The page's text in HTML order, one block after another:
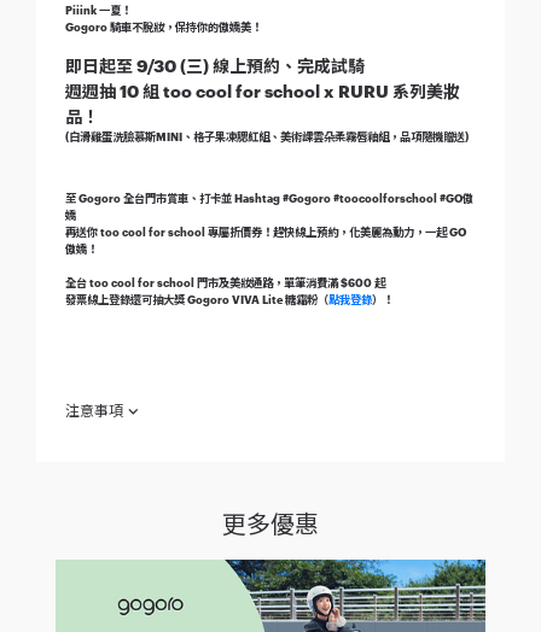
Piiink 一夏！
Gogoro 騎車不脫妝，保持你的傲嬌美！
即日起至 9/30 (三) 線上預約、完成試騎
週週抽 10 組 too cool for school x RURU 系列美妝
品！
(白滑雞蛋洗臉慕斯MINI、格子果凍腮紅組、美術課雲朵柔霧唇釉組，品項隨機贈送)
至 Gogoro 全台門市賞車、打卡並 Hashtag #Gogoro #toocoolforschool #GO傲
嬌
再送你 too cool for school 專屬折價券！趕快線上預約，化美麗為動力，一起 GO
傲嬌！
全台 too cool for school 門市及美妝通路，單筆消費滿 $600 起
發票線上登錄還可抽大獎 Gogoro VIVA Lite 糖霜粉（點我登錄）！
注意事項
1.西元 2020 年 9 月 1 日起至 2020 年 9 月 30 日止（下稱「活
成試騎並填妥繳回試騎問卷者（下稱「參加人」），即取得本活
動之抽獎資格，每一參加人至多獲得乙次抽獎機會。
更多優惠